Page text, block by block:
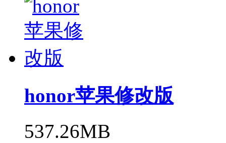
honor苹果修改版
537.26MB